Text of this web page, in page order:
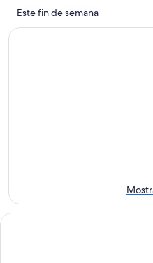
de
Six
cerca
de
-
9
Consultar
precios
7
ago
Este fin de semana
Holiday Inn East Windsor -